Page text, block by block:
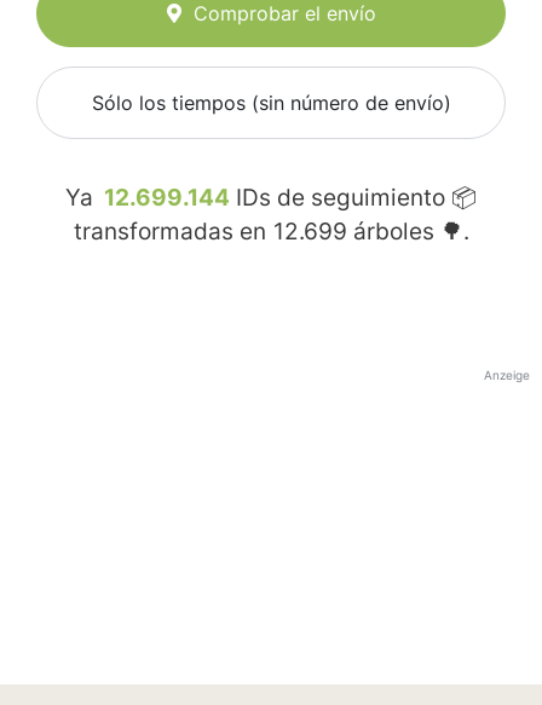
Comprobar el envío
Sólo los tiempos (sin número de envío)
Ya 12.699.144 IDs de seguimiento 📦
transformadas en 12.699 árboles 🌳.
Anzeige